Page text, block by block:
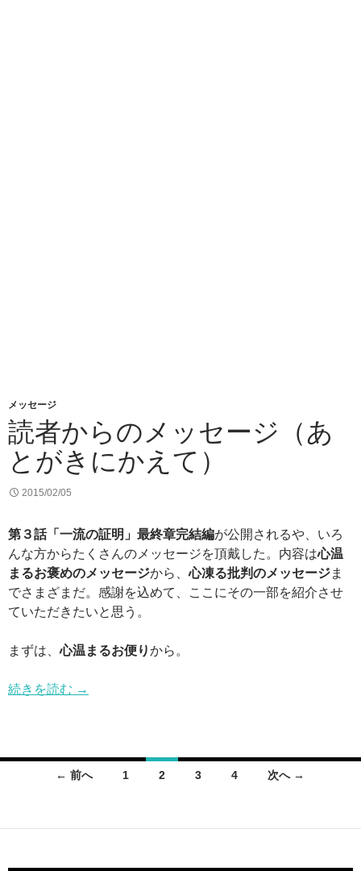
メッセージ
読者からのメッセージ（あ
とがきにかえて）
2015/02/05
第３話「一流の証明」最終章完結編が公開されるや、いろ
んな方からたくさんのメッセージを頂戴した。内容は心温
まるお褒めのメッセージから、心凍る批判のメッセージま
でさまざまだ。感謝を込めて、ここにその一部を紹介させ
ていただきたいと思う。
まずは、心温まるお便りから。
続きを読む →
← 前へ 1 2 3 4 次へ →